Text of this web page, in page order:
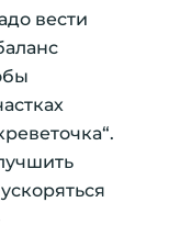
вести